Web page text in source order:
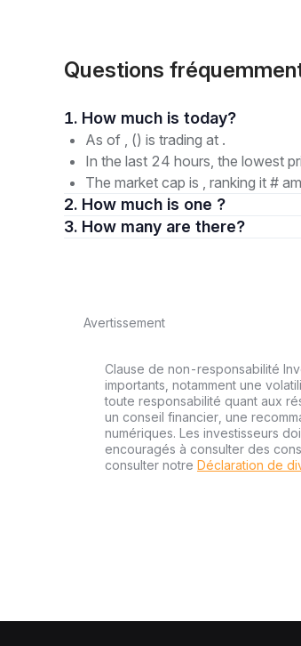
Questions
1. How much is today?
As of , () is trading at .
In the last 24 hours, the lowest
The market cap is , ranking it #
2. How much is one ?
3. How many are there?
Avertissement
Clause de non-responsabilité
importants, notamment une
toute responsabilité quant aux
un conseil financier, une
numériques. Les investisseurs
encouragés à consulter des
consulter notre Déclaration de